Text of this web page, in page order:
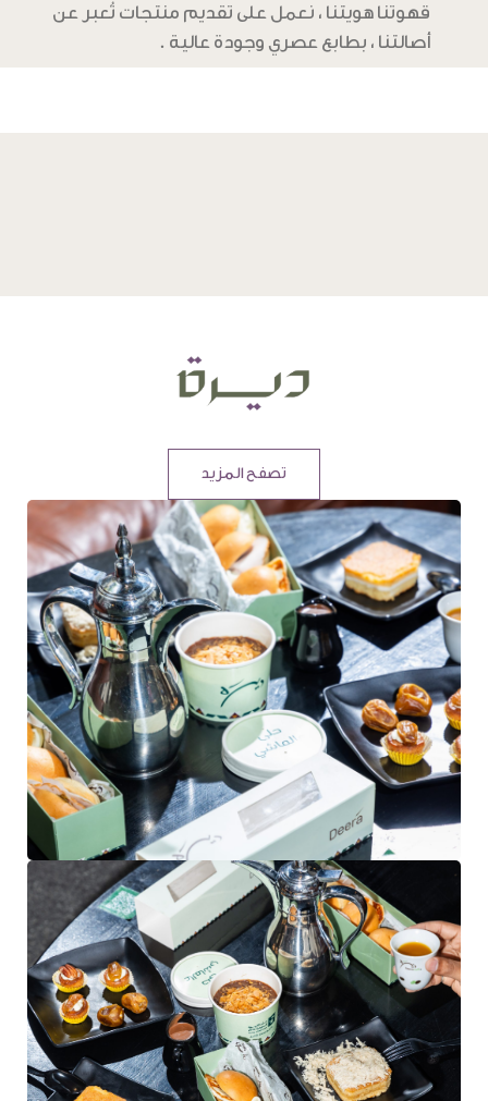
قهوتنا هويتنا ، نعمل على تقديم منتجات تُعبر عن
أصالتنا ، بطابع عصري وجودة عالية .
تصفح المزيد